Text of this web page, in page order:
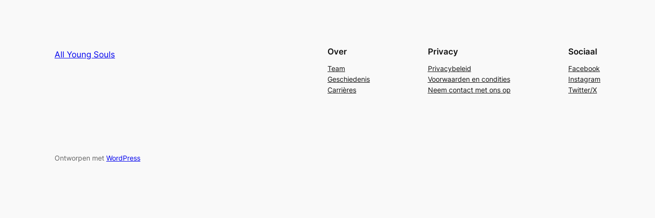
All Young Souls Over
Team
Geschiedenis
Carrières
Privacy
Privacybeleid
Voorwaarden en condities
Neem contact met ons op
Sociaal
Facebook
Instagram
Twitter/X
Ontworpen met WordPress